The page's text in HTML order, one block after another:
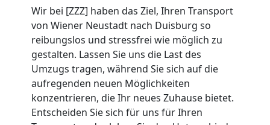
Wir bei [ZZZ] haben das Ziel, Ihren Transport
von Wiener Neustadt nach Duisburg so
reibungslos und stressfrei wie möglich zu
gestalten. Lassen Sie uns die Last des
Umzugs tragen, während Sie sich auf die
aufregenden neuen Möglichkeiten
konzentrieren, die Ihr neues Zuhause bietet.
Entscheiden Sie sich für uns für Ihren
Beiladung
Wiener
Neustadt